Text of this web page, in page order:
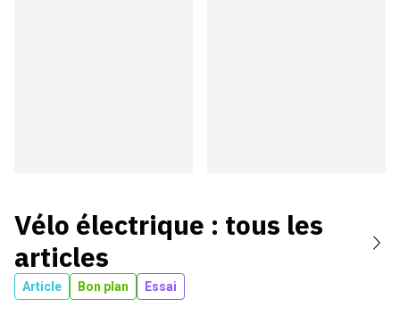
Vélo électrique : tous les
articles
Article Bon plan Essai